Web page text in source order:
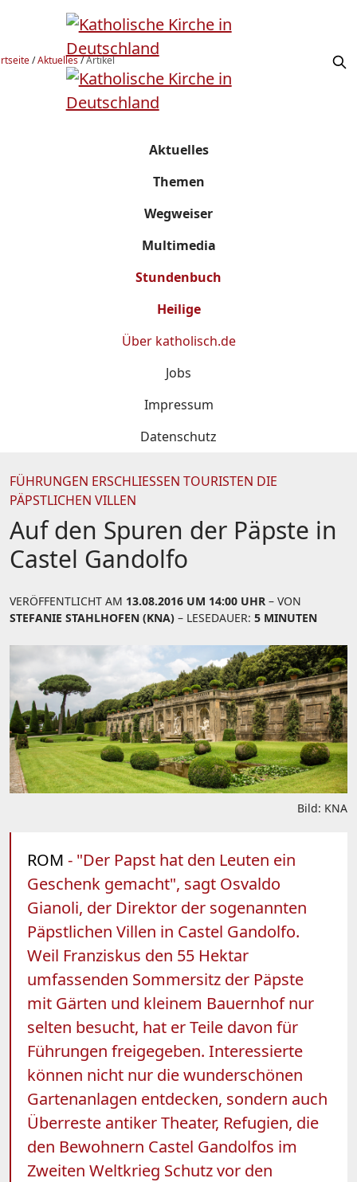
/Aktuelles/Artikel
Aktuelles
Themen
Wegweiser
Multimedia
Stundenbuch
Heilige
Über katholisch.de
Jobs
Impressum
Datenschutz
FÜHRUNGEN ERSCHLIESSEN TOURISTEN DIE P
ÄPSTLICHEN VILLEN
Auf den Spuren der Päpste in
Castel Gandolfo
VERÖFFENTLICHT AM 13.08.2016 UM 14:00 UHR – VON
STEFANIE STAHLHOFEN (KNA) – LESEDAUER: 5 MINUTEN
Bild: KNA
ROM - "Der Papst hat den Leuten ein
Geschenk gemacht", sagt Osvaldo
Gianoli, der Direktor der sogenannten
Päpstlichen Villen in Castel Gandolfo.
Weil Franziskus den 55 Hektar
umfassenden Sommersitz der Päpste
mit Gärten und kleinem Bauernhof nur
selten besucht, hat er Teile davon für
Führungen freigegeben. Interessierte
können nicht nur die wunderschönen
Gartenanlagen entdecken, sondern auch
Überreste antiker Theater, Refugien, die
den Bewohnern Castel Gandolfos im
Zweiten Weltkrieg Schutz vor den